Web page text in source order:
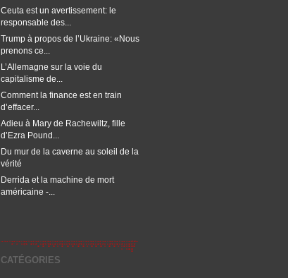
Ceuta est un avertissement: le
responsable des...
Trump à propos de l’Ukraine: «Nous
prenons ce...
L’Allemagne sur la voie du
capitalisme de...
Comment la finance est en train
d’effacer...
Adieu à Mary de Rachewiltz, fille
d’Ezra Pound...
Du mur de la caverne au soleil de la
vérité
Derrida et la machine de mort
américaine -...
CATÉGORIES